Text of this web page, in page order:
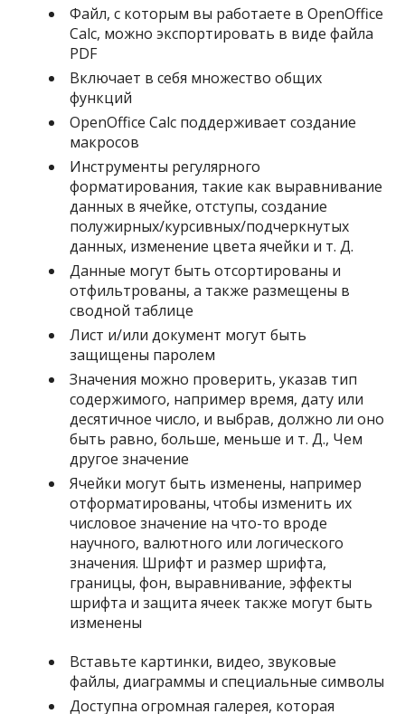
Файл, с которым вы работаете в OpenOffice
Calc, можно экспортировать в виде файла
PDF
Включает в себя множество общих
функций
OpenOffice Calc поддерживает создание
макросов
Инструменты регулярного
форматирования, такие как выравнивание
данных в ячейке, отступы, создание
полужирных/курсивных/подчеркнутых
данных, изменение цвета ячейки и т. Д.
Данные могут быть отсортированы и
отфильтрованы, а также размещены в
сводной таблице
Лист и/или документ могут быть
защищены паролем
Значения можно проверить, указав тип
содержимого, например время, дату или
десятичное число, и выбрав, должно ли оно
быть равно, больше, меньше и т. Д., Чем
другое значение
Ячейки могут быть изменены, например
отформатированы, чтобы изменить их
числовое значение на что-то вроде
научного, валютного или логического
значения. Шрифт и размер шрифта,
границы, фон, выравнивание, эффекты
шрифта и защита ячеек также могут быть
изменены
Вставьте картинки, видео, звуковые
файлы, диаграммы и специальные символы
Доступна огромная галерея, которая